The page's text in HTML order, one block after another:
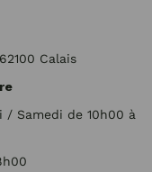
Calais
/ Samedi de 10h00 à